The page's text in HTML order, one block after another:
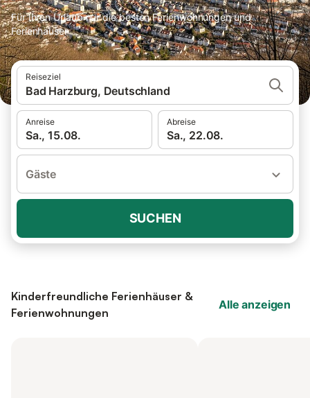
Für Ihren Urlaub nur die besten Ferienwohnungen und
Ferienhäuser
Reiseziel
Bad Harzburg, Deutschland
Anreise
Sa., 15.08.
Abreise
Sa., 22.08.
Gäste
SUCHEN
Kinderfreundliche Ferienhäuser &
Ferienwohnungen
Alle anzeigen